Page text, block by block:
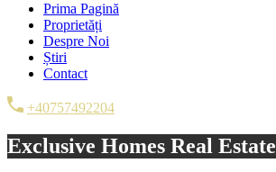
Prima Pagină
Proprietăți
Despre Noi
Știri
Contact
+40757492204
Exclusive Homes Real Estate